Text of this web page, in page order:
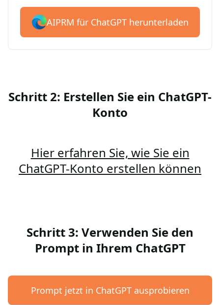
AIPRM für ChatGPT herunterladen
Schritt 2: Erstellen Sie ein ChatGPT-
Konto
Hier erfahren Sie, wie Sie ein
ChatGPT-Konto erstellen können
Schritt 3: Verwenden Sie den
Prompt in Ihrem ChatGPT
Prompt jetzt in ChatGPT ausprobieren